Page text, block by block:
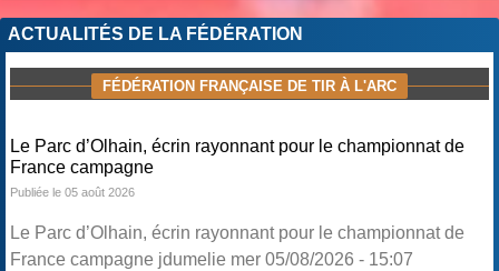
ACTUALITÉS DE LA FÉDÉRATION
FÉDÉRATION FRANÇAISE DE TIR À L'ARC
Le Parc d’Olhain, écrin rayonnant pour le championnat de
France campagne
Publiée le 05 août 2026
Le Parc d’Olhain, écrin rayonnant pour le championnat de
France campagne jdumelie mer 05/08/2026 - 15:07